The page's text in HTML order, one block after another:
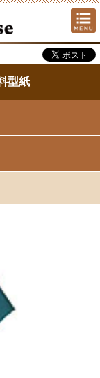
型紙